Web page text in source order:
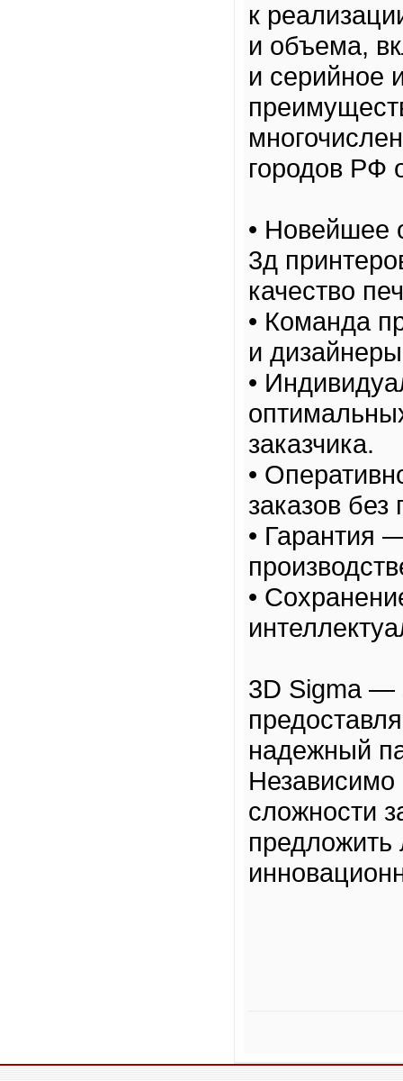
к
и объема,
и серийное
городов РФ
• Новейшее
3д
качество
• Команда
и
•
заказчика.
•
заказов без
• Гарантия
•
3D Sigma —
надежный
Независимо
сложности